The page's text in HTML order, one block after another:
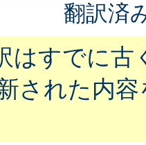
翻訳済
はすでに
された内